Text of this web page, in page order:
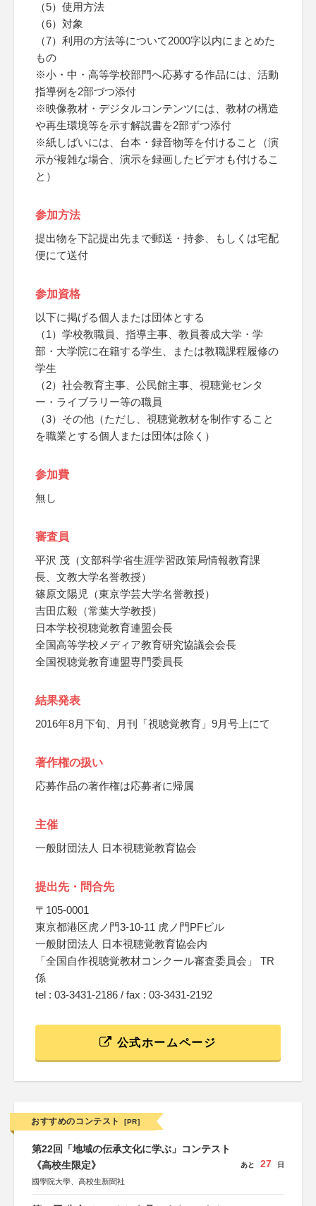
（5）使用方法
（6）対象
（7）利用の方法等について2000字以内にまとめた
もの
※小・中・高等学校部門へ応募する作品には、活動
指導例を2部づつ添付
※映像教材・デジタルコンテンツには、教材の構造
や再生環境等を示す解説書を2部ずつ添付
※紙しばいには、台本・録音物等を付けること（演
示が複雑な場合、演示を録画したビデオも付けるこ
と）
参加方法
提出物を下記提出先まで郵送・持参、もしくは宅配
便にて送付
参加資格
以下に掲げる個人または団体とする
（1）学校教職員、指導主事、教員養成大学・学
部・大学院に在籍する学生、または教職課程履修の
学生
（2）社会教育主事、公民館主事、視聴覚センタ
ー・ライブラリー等の職員
（3）その他（ただし、視聴覚教材を制作すること
を職業とする個人または団体は除く）
参加費
無し
審査員
平沢 茂（文部科学省生涯学習政策局情報教育課
長、文教大学名誉教授）
篠原文陽児（東京学芸大学名誉教授）
吉田広毅（常葉大学教授）
日本学校視聴覚教育連盟会長
全国高等学校メディア教育研究協議会会長
全国視聴覚教育連盟専門委員長
結果発表
2016年8月下旬、月刊「視聴覚教育」9月号上にて
著作権の扱い
応募作品の著作権は応募者に帰属
主催
一般財団法人 日本視聴覚教育協会
提出先・問合先
〒105-0001
東京都港区虎ノ門3-10-11 虎ノ門PFビル
一般財団法人 日本視聴覚教育協会内
「全国自作視聴覚教材コンクール審査委員会」 TR
係
tel : 03-3431-2186 / fax : 03-3431-2192
公式ホームページ
おすすめのコンテスト [PR]
第22回「地域の伝承文化に学ぶ」コンテスト
《高校生限定》
國學院大學、高校生新聞社
あと 27 日